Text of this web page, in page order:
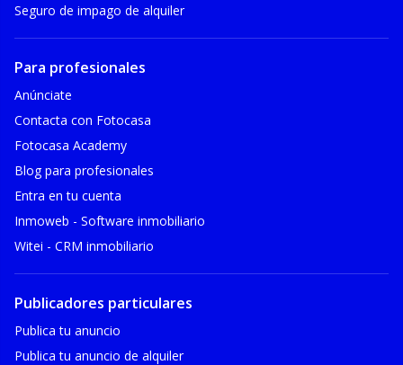
Seguro de impago de alquiler
Para profesionales
Anúnciate
Contacta con Fotocasa
Fotocasa Academy
Blog para profesionales
Entra en tu cuenta
Inmoweb - Software inmobiliario
Witei - CRM inmobiliario
Publicadores particulares
Publica tu anuncio
Publica tu anuncio de alquiler